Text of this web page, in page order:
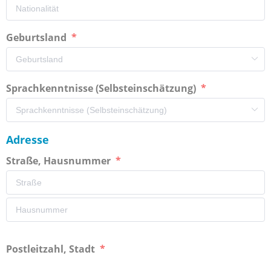
Geburtsland
Sprachkenntnisse (Selbsteinschätzung)
Adresse
Straße, Hausnummer
Postleitzahl, Stadt